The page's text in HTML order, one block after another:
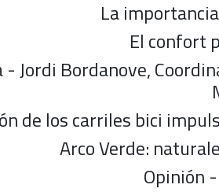
La
El confort
Jordi Bordanove,
de los carriles bici
Arco Verde:
Opinión